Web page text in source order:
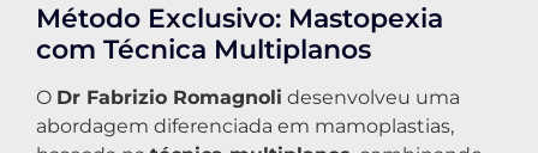
Método Exclusivo: Mastopexia
com Técnica Multiplanos
O Dr Fabrizio Romagnoli desenvolveu uma
abordagem diferenciada em mamoplastias,